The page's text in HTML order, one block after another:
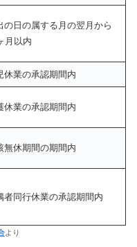
の日の属する月の翌月から
月以内
休業の承認期間内
休業の承認期間内
無休期間の期間内
者同行休業の承認期間内
より